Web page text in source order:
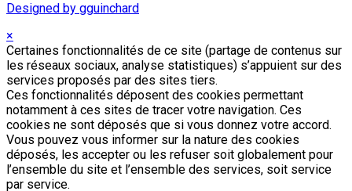
Designed by gguinchard
×
Certaines fonctionnalités de ce site (partage de contenus sur
les réseaux sociaux, analyse statistiques) s’appuient sur des
services proposés par des sites tiers.
Ces fonctionnalités déposent des cookies permettant
notamment à ces sites de tracer votre navigation. Ces
cookies ne sont déposés que si vous donnez votre accord.
Vous pouvez vous informer sur la nature des cookies
déposés, les accepter ou les refuser soit globalement pour
l’ensemble du site et l’ensemble des services, soit service
par service.